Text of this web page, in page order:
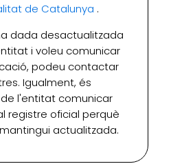
de Catalunya .
dada desactualitzada
i voleu comunicar
podeu contactar
Igualment, és
l'entitat comunicar
registre oficial perquè
actualitzada.